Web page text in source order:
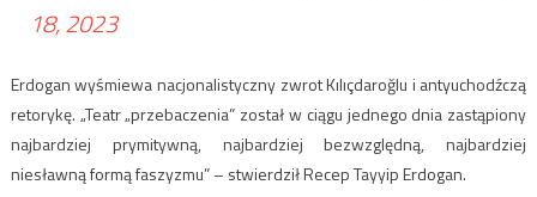
18, 2023
Erdogan wyśmiewa nacjonalistyczny zwrot Kılıçdaroğlu i antyuchodźczą
retorykę. „Teatr „przebaczenia” został w ciągu jednego dnia zastąpiony
najbardziej prymitywną, najbardziej bezwzględną, najbardziej
niesławną formą faszyzmu” – stwierdził Recep Tayyip Erdogan.